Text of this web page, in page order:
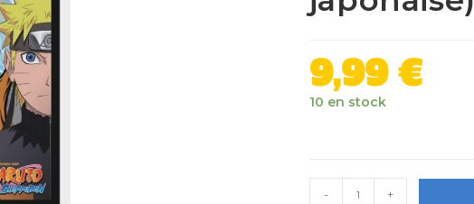
9,99 €
10 en stock
- +